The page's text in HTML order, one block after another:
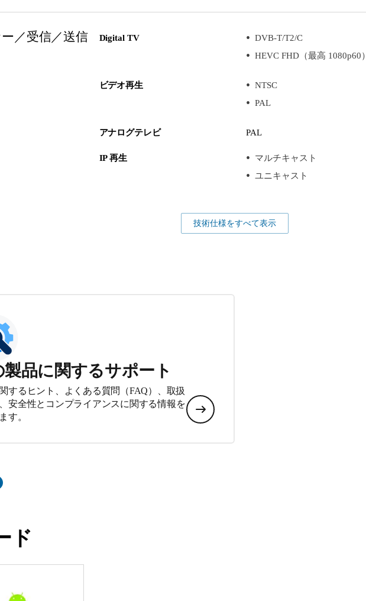
／受信／送信 Digital TV
DVB-T/T2/C
HEVC FHD（最高 1080p60）
ビデオ再生
NTSC
PAL
アナログテレビ PAL
IP 再生
マルチキャスト
ユニキャスト
技術仕様をすべて表示
製品に関するサポート
するヒント、よくある質問（FAQ）、取扱
安全性とコンプライアンスに関する情報を
す。
ド